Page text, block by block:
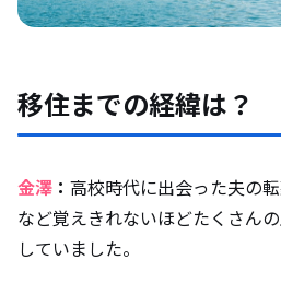
移住までの経緯は？
金澤 ： 高校時代に出会った夫の
など覚えきれないほどたくさん
していました。